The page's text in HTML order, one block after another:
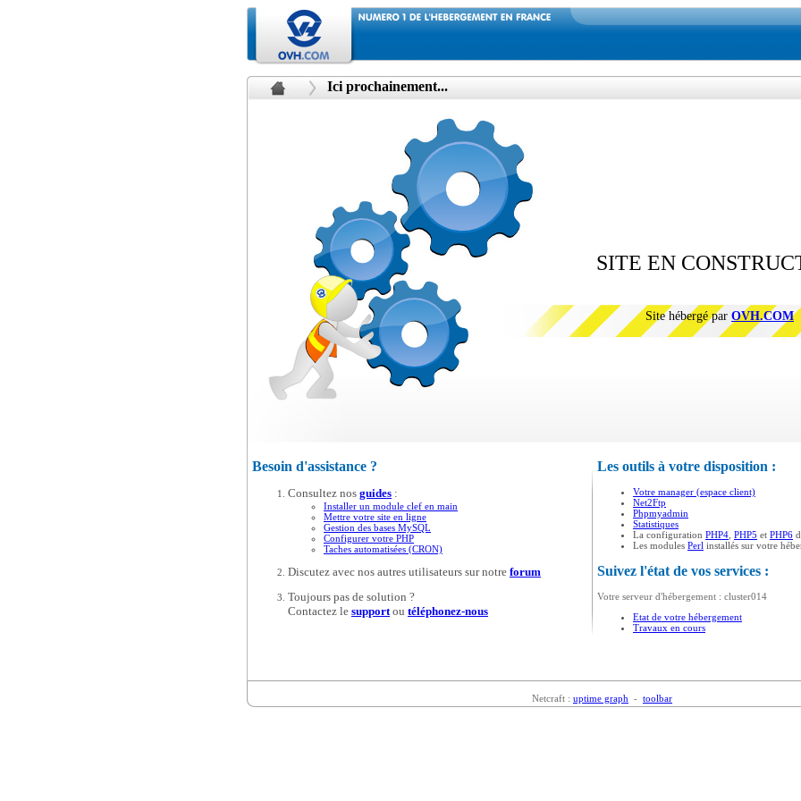
Ici prochainement...
SITE EN
Site hébergé par OVH.COM
Besoin d'assistance ?
Consultez nos guides :
Installer un module clef en main
Mettre votre site en ligne
Gestion des bases MySQL
Configurer votre PHP
Taches automatisées (CRON)
Discutez avec nos autres utilisateurs sur notre forum
Toujours pas de solution ?
Contactez le supportou téléphonez-nous
Les outils à votre disposition :
Votre manager (espace client)
Net2Ftp
Phpmyadmin
Statistiques
La configuration PHP4 PHP5 et PHP6
Les modules Perl installés sur votre
Suivez l'état de vos services :
Votre serveur d'hébergement : cluster014
Etat de votre hébergement
Travaux en cours
Netcraft : uptime graph - toolbar